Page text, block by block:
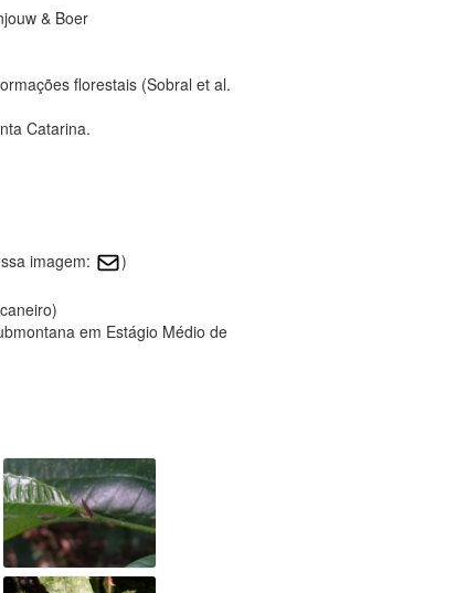
& Boer
florestais (Sobral et al.
Catarina.
imagem:
)
em Estágio Médio de